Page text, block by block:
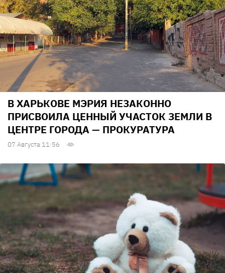
В ХАРЬКОВЕ МЭРИЯ НЕЗАКОННО
ПРИСВОИЛА ЦЕННЫЙ УЧАСТОК ЗЕМЛИ В
ЦЕНТРЕ ГОРОДА — ПРОКУРАТУРА
07 Августа 11:56